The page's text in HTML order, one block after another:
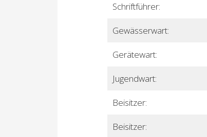
Schriftführer:
Gewässerwart:
Gerätewart:
Jugendwart:
Beisitzer:
Beisitzer: